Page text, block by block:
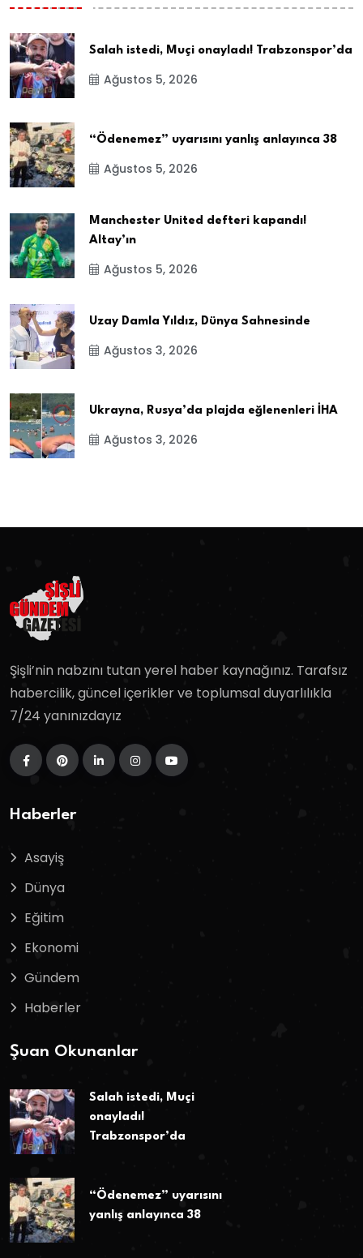
Salah istedi, Muçi onayladı! Trabzonspor’da
Ağustos 5, 2026
“Ödenemez” uyarısını yanlış anlayınca 38
Ağustos 5, 2026
Manchester United defteri kapandı!
Altay’ın
Ağustos 5, 2026
Uzay Damla Yıldız, Dünya Sahnesinde
Ağustos 3, 2026
Ukrayna, Rusya’da plajda eğlenenleri İHA
Ağustos 3, 2026
Şişli’nin nabzını tutan yerel haber kaynağınız. Tarafsız
habercilik, güncel içerikler ve toplumsal duyarlılıkla
7/24 yanınızdayız
Haberler
Asayiş
Dünya
Eğitim
Ekonomi
Gündem
Haberler
Şuan Okunanlar
Salah istedi, Muçi
onayladı!
Trabzonspor’da
“Ödenemez” uyarısını
yanlış anlayınca 38